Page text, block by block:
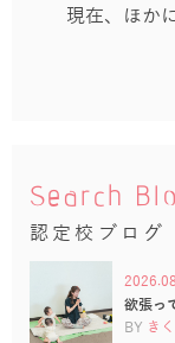
現在、ほか
Search
認定校ブログ
欲張っ
BY き